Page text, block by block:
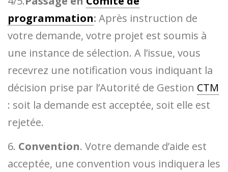
programmation: Après instruction de
votre demande, votre projet est soumis à
une instance de sélection. A l’issue, vous
recevrez une notification vous indiquant la
décision prise par l’Autorité de Gestion CTM
: soit la demande est acceptée, soit elle est
rejetée.
6. Convention. Votre demande d’aide est
acceptée, une convention vous indiquera les